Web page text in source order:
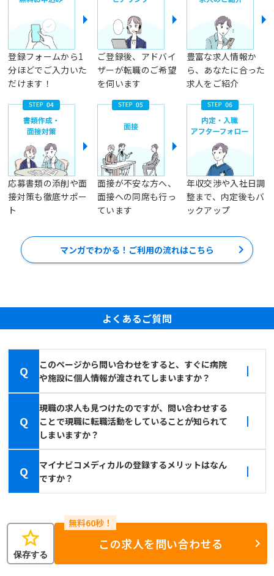
登録フォームから1
分ほどでご入力いた
だけます！
ご登録後、アドバイ
ザーが転職のご希望
を伺います
豊富な求人情報か
ら、あなたに合った
求人をご紹介
応募書類の添削や面
接対策も徹底サポー
ト
面接が不安な方へ、
面接への同席も行っ
ています
年収交渉や入社日調
整まで、内定後もバ
ックアップ
マンガでわかる！ご利用の流れはこちら
よくあるご質問
Q
このページから問い合わせをすると、すぐに病院
や施設に個人情報が渡されてしまいますか？
Q
現職の求人も見つけたのですが、問い合わせする
ことで現職に転職活動をしていることが知られて
しまいますか？
Q
マイナビコメディカルの登録するメリットはなん
ですか？
star
保存する
この求人を問い合わせる